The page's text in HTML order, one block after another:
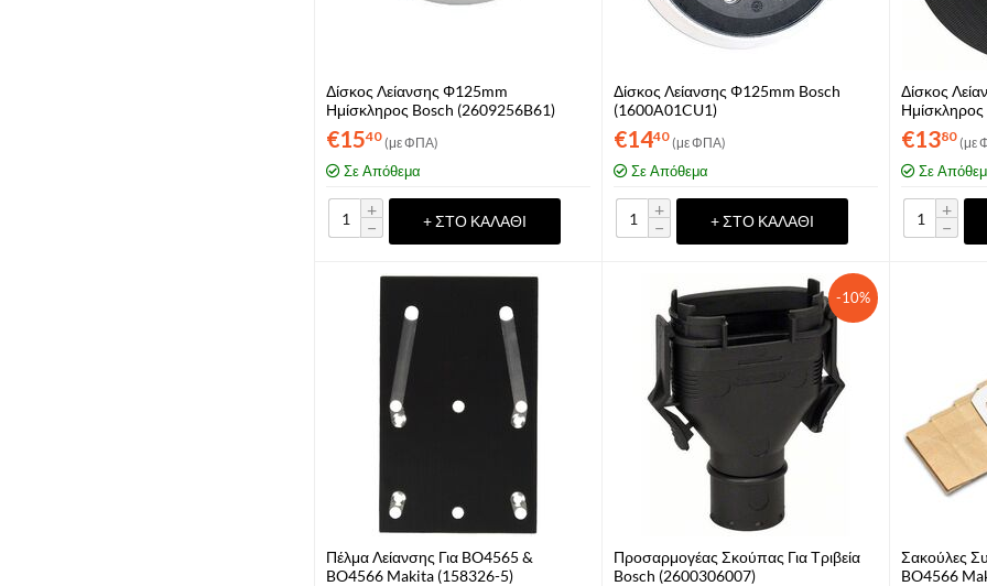
Δίσκος Λείανσης Φ125mm
Ημίσκληρος Bosch (2609256B61)
€1540 (με ΦΠΑ)
Σε Απόθεμα
+
−
+ ΣΤΟ ΚΑΛΆΘΙ
Δίσκος Λείανσης Φ125mm Bosch
(1600A01CU1)
€1440 (με ΦΠΑ)
Σε Απόθεμα
+
−
+ ΣΤΟ ΚΑΛΆΘΙ
Δίσκος
€1380 (με
Σε
+
−
Πέλμα Λείανσης Για BO4565 &
BO4566 Makita (158326-5)
-10%
Προσαρμογέας Σκούπας Για Τριβεία
Bosch (2600306007)
Σακούλες
BO4566